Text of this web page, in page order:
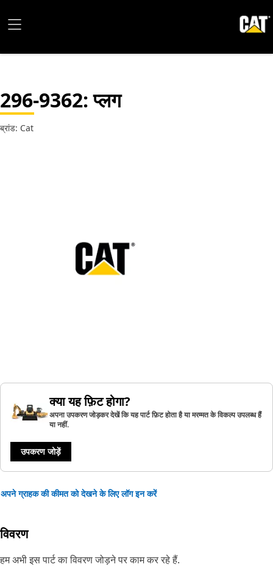
296-9362: प्लग
ब्रांड: Cat
क्या यह फ़िट होगा?
अपना उपकरण जोड़कर देखें कि यह पार्ट फ़िट होता है या मरम्मत के विकल्प उपलब्ध हैं
या नहीं.
उपकरण जोड़ें
अपने ग्राहक की कीमत को देखने के लिए लॉग इन करें
विवरण
हम अभी इस पार्ट का विवरण जोड़ने पर काम कर रहे हैं.